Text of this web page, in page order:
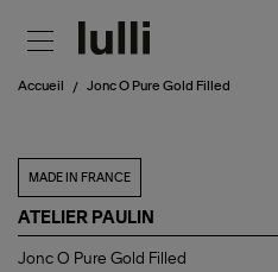
Accueil Jonc O Pure Gold Filled
MADE IN FRANCE
ATELIER PAULIN
Jonc
Jonc O Pure Gold Filled